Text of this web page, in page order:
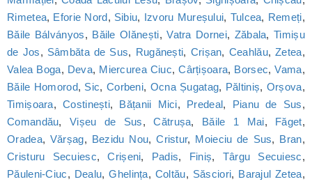
Rimetea, Eforie Nord, Sibiu, Izvoru Mureșului, Tulcea, Remeți,
Băile Bálványos, Băile Olănești,Vatra Dornei, Zăbala,Timișu
de Jos, Sâmbăta de Sus, Rugănești, Crișan, Ceahlău,Zetea,
Valea Boga, Deva, Miercurea Ciuc,Cârțișoara, Borsec,Vama,
Băile Homorod, Sic, Corbeni, Ocna Șugatag, Păltiniș, Orșova,
Timișoara,Costinești, Bățanii Mici, Predeal, Pianu de Sus,
Comandău,Vișeu de Sus,Cătrușa, Băile 1 Mai, Făget,
Oradea, Vărșag, Bezidu Nou,Cristur, Moieciu de Sus, Bran,
Cristuru Secuiesc,Crișeni, Padis, Finiș, Târgu Secuiesc,
Păuleni-Ciuc, Dealu,Ghelința, Coltău, Săsciori, Barajul Zetea,